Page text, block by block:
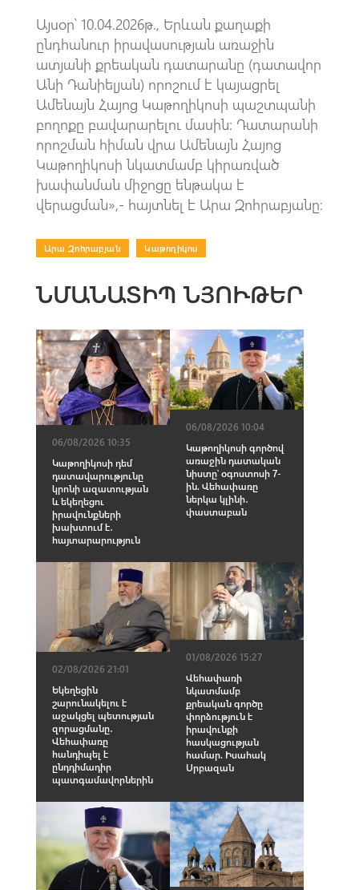
Այսօր՝ 10.04.2026թ., Երևան քաղաքի
ընդհանուր իրավասության առաջին
ատյանի քրեական դատարանը (դատավոր
Անի Դանիելյան) որոշում է կայացրել
Ամենայն Հայոց Կաթողիկոսի պաշտպանի
բողոքը բավարարելու մասին: Դատարանի
որոշման հիման վրա Ամենայն Հայոց
Կաթողիկոսի նկատմամբ կիրառված
խափանման միջոցը ենթակա է
վերացման»,- հայտնել է Արա Զոհրաբյանը։
Արա Զոհրաբյան Կաթողիկոս
ՆՄԱՆԱՏԻՊ ՆՅՈՒԹԵՐ
06/08/2026 10:35
Կաթողիկոսի դեմ
դատավարությունը
կրոնի ազատության
և եկեղեցու
իրավունքների
խախտում է․
հայտարարություն
06/08/2026 10:04
Կաթողիկոսի գործով
առաջին դատական
նիստը՝ օգոստոսի 7-
ին. Վեհափառը
ներկա կլինի․
փաստաբան
02/08/2026 21:01
Եկեղեցին
շարունակելու է
աջակցել պետության
զորացմանը․
Վեհափառը
հանդիպել է
ընդդիմադիր
պատգամավորներին
01/08/2026 15:27
Վեհափառի
նկատմամբ
քրեական գործը
փորձություն է
իրավունքի
հասկացության
համար. Իսահակ
Սրբազան